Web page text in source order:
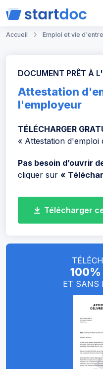
Accueil Emploi et vie
100%
ET SANS
DOCUMENT PRÊT À
Attestation
l'employeur
TÉLÉCHARGER
« Attestation
Pas besoin d’ouvrir
cliquer sur «
Télécharger